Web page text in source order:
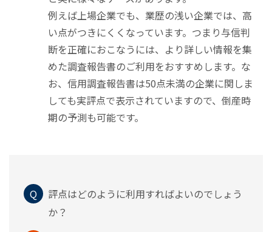
例えば上場企業でも、業歴の浅い企業では、高
い点がつきにくくなっています。つまり与信判
断を正確におこなうには、より詳しい情報を集
めた調査報告書のご利用をおすすめします。な
お、信用調査報告書は50点未満の企業に関しま
しても実評点で表示されていますので、倒産時
期の予測も可能です。
Q
評点はどのように利用すればよいのでしょう
か？